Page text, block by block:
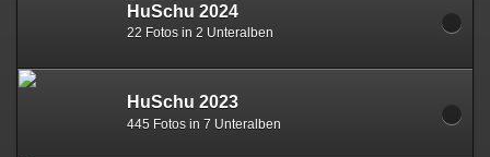
HuSchu 2024
22 Fotos in 2 Unteralben
HuSchu 2023
445 Fotos in 7 Unteralben